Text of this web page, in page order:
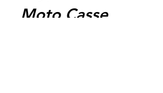
Moto Casse